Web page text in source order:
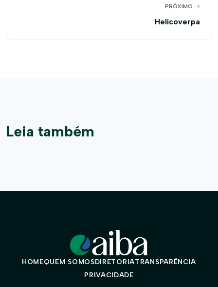
PRÓXIMO
Helicoverpa
Leia também
HOMEQUEM SOMOSDIRETORIATRANSPARÊNCIA
PRIVACIDADE